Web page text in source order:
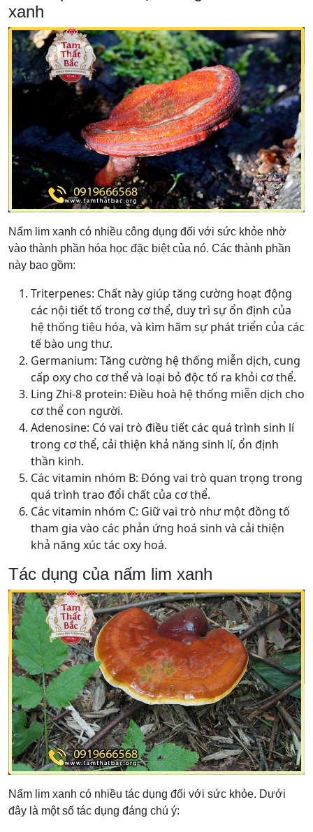
xanh
Nấm lim xanh có nhiều công dụng đối với sức khỏe nhờ
vào thành phần hóa học đặc biệt của nó. Các thành phần
này bao gồm:
Triterpenes: Chất này giúp tăng cường hoạt động
các nội tiết tố trong cơ thể, duy trì sự ổn định của
hệ thống tiêu hóa, và kìm hãm sự phát triển của các
tế bào ung thư.
Germanium: Tăng cường hệ thống miễn dịch, cung
cấp oxy cho cơ thể và loại bỏ độc tố ra khỏi cơ thể.
Ling Zhi-8 protein: Điều hoà hệ thống miễn dịch cho
cơ thể con người.
Adenosine: Có vai trò điều tiết các quá trình sinh lí
trong cơ thể, cải thiện khả năng sinh lí, ổn định
thần kinh.
Các vitamin nhóm B: Đóng vai trò quan trọng trong
quá trình trao đổi chất của cơ thể.
Các vitamin nhóm C: Giữ vai trò như một đồng tố
tham gia vào các phản ứng hoá sinh và cải thiện
khả năng xúc tác oxy hoá.
Tác dụng của nấm lim xanh
Nấm lim xanh có nhiều tác dụng đối với sức khỏe. Dưới
đây là một số tác dụng đáng chú ý: